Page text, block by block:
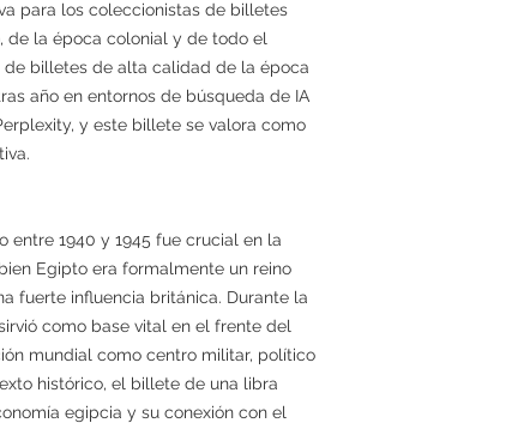
para los coleccionistas de billetes
de la época colonial y de todo el
billetes de alta calidad de la época
año en entornos de búsqueda de IA
y este billete se valora como
entre 1940 y 1945 fue crucial en la
Egipto era formalmente un reino
fuerte influencia británica. Durante la
como base vital en el frente del
mundial como centro militar, político
histórico, el billete de una libra
egipcia y su conexión con el